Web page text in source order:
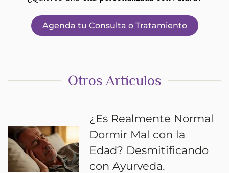
Agenda tu Consulta o Tratamiento
Otros Artículos
¿Es Realmente Normal
Dormir Mal con la
Edad? Desmitificando
con Ayurveda.